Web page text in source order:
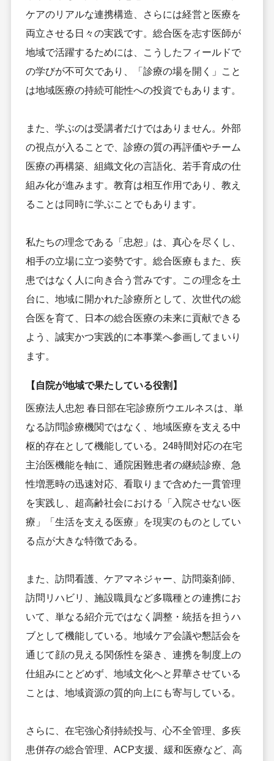
ケアのリアルな連携構造、さらには経営と医療を
両立させる日々の実践です。総合医を志す医師が
地域で活躍するためには、こうしたフィールドで
の学びが不可欠であり、「診療の場を開く」こと
は地域医療の持続可能性への投資でもあります。
また、学ぶのは受講者だけではありません。外部
の視点が入ることで、診療の質の再評価やチーム
医療の再構築、組織文化の言語化、若手育成の仕
組み化が進みます。教育は相互作用であり、教え
ることは同時に学ぶことでもあります。
私たちの理念である「忠恕」は、真心を尽くし、
相手の立場に立つ姿勢です。総合医療もまた、疾
患ではなく人に向き合う営みです。この理念を土
台に、地域に開かれた診療所として、次世代の総
合医を育て、日本の総合医療の未来に貢献できる
よう、誠実かつ実践的に本事業へ参画してまいり
ます。
【自院が地域で果たしている役割】
医療法人忠恕 春日部在宅診療所ウエルネスは、単
なる訪問診療機関ではなく、地域医療を支える中
枢的存在として機能している。24時間対応の在宅
主治医機能を軸に、通院困難患者の継続診療、急
性増悪時の迅速対応、看取りまで含めた一貫管理
を実践し、超高齢社会における「入院させない医
療」「生活を支える医療」を現実のものとしてい
る点が大きな特徴である。
また、訪問看護、ケアマネジャー、訪問薬剤師、
訪問リハビリ、施設職員など多職種との連携にお
いて、単なる紹介元ではなく調整・統括を担うハ
ブとして機能している。地域ケア会議や懇話会を
通じて顔の見える関係性を築き、連携を制度上の
仕組みにとどめず、地域文化へと昇華させている
ことは、地域資源の質的向上にも寄与している。
さらに、在宅強心剤持続投与、心不全管理、多疾
患併存の総合管理、ACP支援、緩和医療など、高